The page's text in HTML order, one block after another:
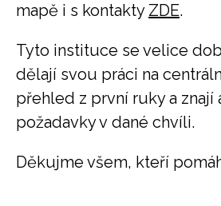
mapě i s kontakty ZDE.
Tyto instituce se velice
dělají svou práci na
přehled z první ruky a znají
požadavky v dané chvíli.
Děkujme všem, kteří